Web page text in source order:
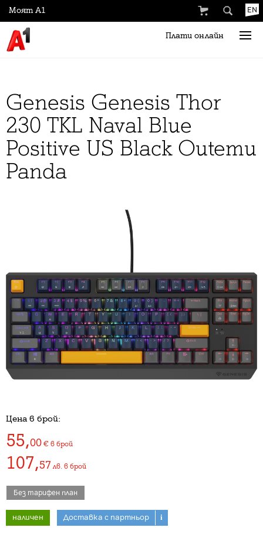
EN
Плати онлайн
Моят А1
Genesis Genesis Thor
230 TKL Naval Blue
Positive US Black Outemu
Panda
Цена в брой:
55,00 € в брой
107,57 лв. в брой
Без тарифен план
наличен Доставка с партньор i